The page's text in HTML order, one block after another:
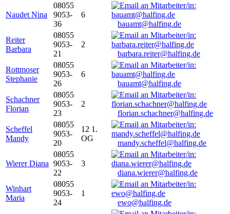
Naudet Nina
08055
9053-
36
6
bauamt@halfing.de
Reiter
Barbara
08055
9053-
21
2
barbara.reiter@halfing.de
Rottmoser
Stephanie
08055
9053-
26
6
bauamt@halfing.de
Schachner
Florian
08055
9053-
23
2
florian.schachner@halfing.de
Scheffel
Mandy
08055
9053-
20
12 1.
OG
mandy.scheffel@halfing.de
Wierer Diana
08055
9053-
22
3
diana.wierer@halfing.de
Winhart
Maria
08055
9053-
24
1
ewo@halfing.de